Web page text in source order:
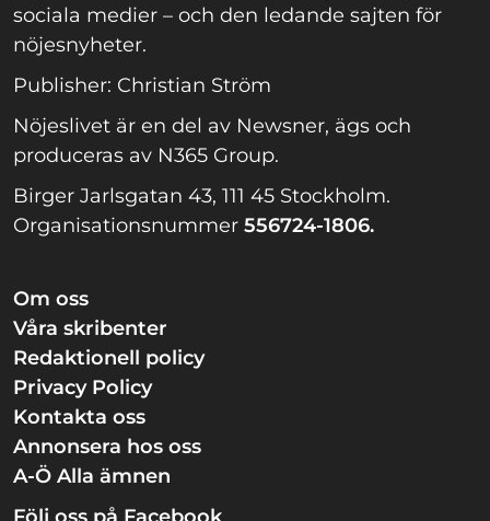
sociala medier – och den ledande sajten för
nöjesnyheter.
Publisher: Christian Ström
Nöjeslivet är en del av Newsner, ägs och
produceras av N365 Group.
Birger Jarlsgatan 43, 111 45 Stockholm.
Organisationsnummer 556724-1806.
Om oss
Våra skribenter
Redaktionell policy
Privacy Policy
Kontakta oss
Annonsera hos oss
A-Ö Alla ämnen